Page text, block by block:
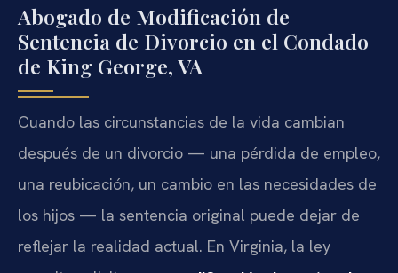
Abogado de Modificación de
Sentencia de Divorcio en el Condado
de King George, VA
Cuando las circunstancias de la vida cambian
después de un divorcio — una pérdida de empleo,
una reubicación, un cambio en las necesidades de
los hijos — la sentencia original puede dejar de
reflejar la realidad actual. En Virginia, la ley